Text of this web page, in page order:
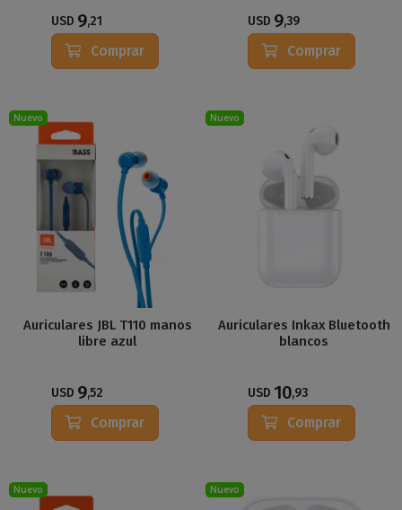
USD 9,21
Comprar
USD 9,39
Comprar
Nuevo
Auriculares JBL T110 manos
libre azul
USD 9,52
Comprar
Nuevo
Auriculares Inkax Bluetooth
blancos
USD 10,93
Comprar
Nuevo Nuevo